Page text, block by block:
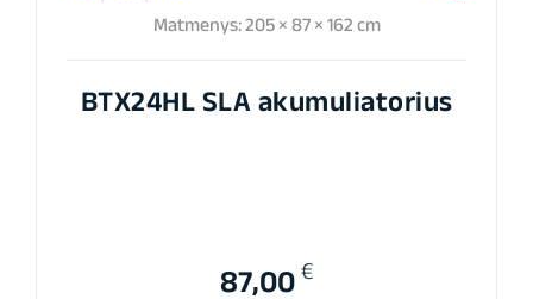
Matmenys: 205 × 87 × 162 cm
BTX24HL SLA akumuliatorius
87,00 €